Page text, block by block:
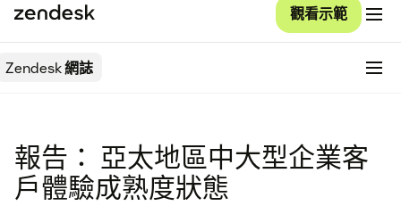
觀看示範
Zendesk網誌
報告： 亞太地區中大型企業客
戶體驗成熟度狀態